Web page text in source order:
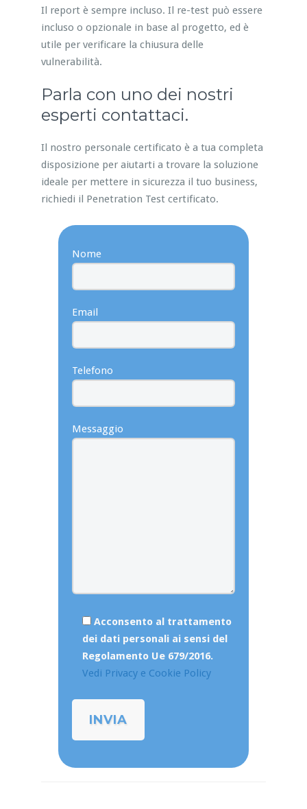
Il report è sempre incluso. Il re-test può essere
incluso o opzionale in base al progetto, ed è
utile per verificare la chiusura delle
vulnerabilità.
Parla con uno dei nostri
esperti contattaci.
Il nostro personale certificato è a tua completa
disposizione per aiutarti a trovare la soluzione
ideale per mettere in sicurezza il tuo business,
richiedi il Penetration Test certificato.
Nome
Email
Telefono
Messaggio
Acconsento al trattamento
dei dati personali ai sensi del
Regolamento Ue 679/2016.
Vedi Privacy e Cookie Policy